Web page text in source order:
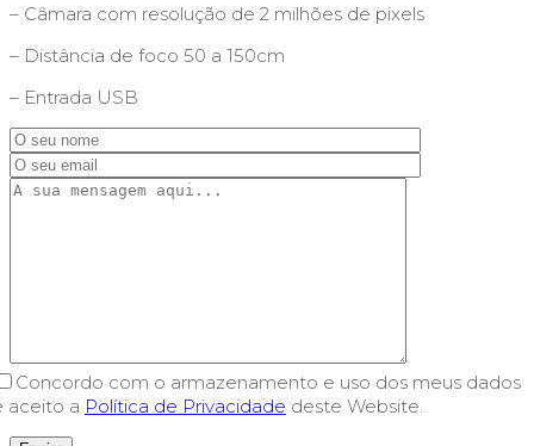
– Câmara com resolução de 2 milhões de pixels
– Distância de foco 50 a 150cm
– Entrada USB
Concordo com o armazenamento e uso dos meus dados
aceito a Política de Privacidade deste Website.